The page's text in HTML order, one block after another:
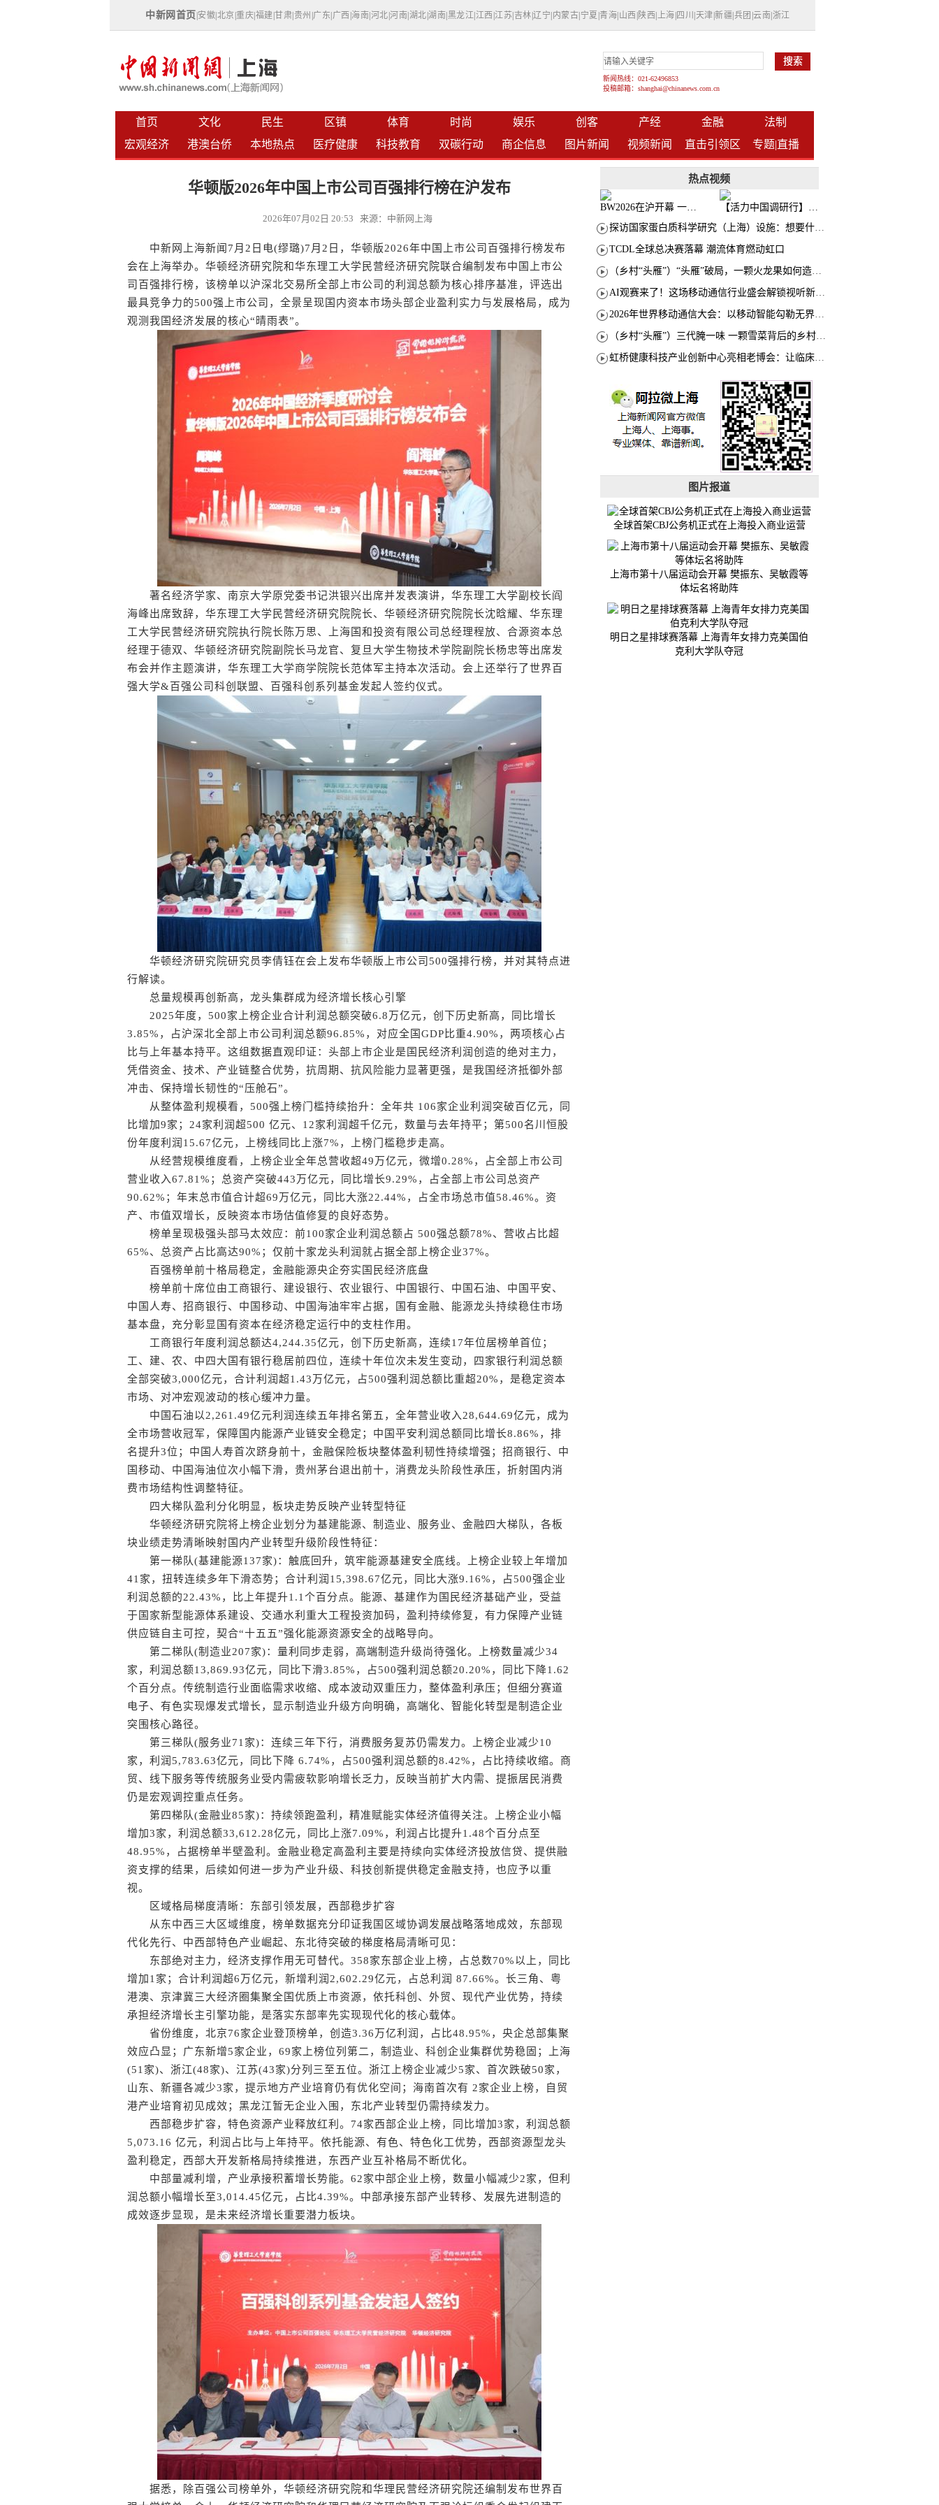
中新网首页 安徽 北京 |重庆 福建 |甘肃 贵州 广东 广西 海南 河北 |河南 湖北 |湖南 黑龙江 江西 江苏 吉林 |辽宁 内蒙古 宁夏 青海 山西 陕西 上海 四川 天津 |新疆 兵团 |云南 浙江
新闻热线：021-62496853
投稿邮箱：shanghai@chinanews.com.cn
首页 文化 民生 区镇 体育 时尚 娱乐 创客 产经 金融
法制
宏观经济
港澳台侨 本地热点 医疗健康 科技教育 双碳行动 商企信息 图片新闻 视频新闻 直击引领区 专题|直播
华顿版2026年中国上市公司百强排行榜在沪发布
2026年07月02日 20:53 来源：中新网上海
中新网上海新闻7月2日电(缪璐)7月2日，华顿版2026年中国上市公司百强排行榜发布
会在上海举办。华顿经济研究院和华东理工大学民营经济研究院联合编制发布中国上市公
司百强排行榜，该榜单以沪深北交易所全部上市公司的利润总额为核心排序基准，评选出
最具竞争力的500强上市公司，全景呈现国内资本市场头部企业盈利实力与发展格局，成为
观测我国经济发展的核心“晴雨表”。
著名经济学家、南京大学原党委书记洪银兴出席并发表演讲，华东理工大学副校长阎
海峰出席致辞，华东理工大学民营经济研究院院长、华顿经济研究院院长沈晗耀、华东理
工大学民营经济研究院执行院长陈万思、上海国和投资有限公司总经理程放、合源资本总
经理于德双、华顿经济研究院副院长马龙官、复旦大学生物技术学院副院长杨忠等出席发
布会并作主题演讲，华东理工大学商学院院长范体军主持本次活动。会上还举行了世界百
强大学&百强公司科创联盟、百强科创系列基金发起人签约仪式。
华顿经济研究院研究员李倩钰在会上发布华顿版上市公司500强排行榜，并对其特点进
行解读。
总量规模再创新高，龙头集群成为经济增长核心引擎
2025年度，500家上榜企业合计利润总额突破6.8万亿元，创下历史新高，同比增长
3.85%，占沪深北全部上市公司利润总额96.85%，对应全国GDP比重4.90%，两项核心占
比与上年基本持平。这组数据直观印证：头部上市企业是国民经济利润创造的绝对主力，
凭借资金、技术、产业链整合优势，抗周期、抗风险能力显著更强，是我国经济抵御外部
冲击、保持增长韧性的“压舱石”。
从整体盈利规模看，500强上榜门槛持续抬升：全年共 106家企业利润突破百亿元，同
比增加9家；24家利润超500 亿元、12家利润超千亿元，数量与去年持平；第500名川恒股
份年度利润15.67亿元，上榜线同比上涨7%，上榜门槛稳步走高。
从经营规模维度看，上榜企业全年总营收超49万亿元，微增0.28%，占全部上市公司
营业收入67.81%；总资产突破443万亿元，同比增长9.29%，占全部上市公司总资产
90.62%；年末总市值合计超69万亿元，同比大涨22.44%，占全市场总市值58.46%。资
产、市值双增长，反映资本市场估值修复的良好态势。
榜单呈现极强头部马太效应：前100家企业利润总额占 500强总额78%、营收占比超
65%、总资产占比高达90%；仅前十家龙头利润就占据全部上榜企业37%。
百强榜单前十格局稳定，金融能源央企夯实国民经济底盘
榜单前十席位由工商银行、建设银行、农业银行、中国银行、中国石油、中国平安、
中国人寿、招商银行、中国移动、中国海油牢牢占据，国有金融、能源龙头持续稳住市场
基本盘，充分彰显国有资本在经济稳定运行中的支柱作用。
工商银行年度利润总额达4,244.35亿元，创下历史新高，连续17年位居榜单首位；
工、建、农、中四大国有银行稳居前四位，连续十年位次未发生变动，四家银行利润总额
全部突破3,000亿元，合计利润超1.43万亿元，占500强利润总额比重超20%，是稳定资本
市场、对冲宏观波动的核心缓冲力量。
中国石油以2,261.49亿元利润连续五年排名第五，全年营业收入28,644.69亿元，成为
全市场营收冠军，保障国内能源产业链安全稳定；中国平安利润总额同比增长8.86%，排
名提升3位；中国人寿首次跻身前十，金融保险板块整体盈利韧性持续增强；招商银行、中
国移动、中国海油位次小幅下滑，贵州茅台退出前十，消费龙头阶段性承压，折射国内消
费市场结构性调整特征。
四大梯队盈利分化明显，板块走势反映产业转型特征
华顿经济研究院将上榜企业划分为基建能源、制造业、服务业、金融四大梯队，各板
块业绩走势清晰映射国内产业转型升级阶段性特征：
第一梯队(基建能源137家)：触底回升，筑牢能源基建安全底线。上榜企业较上年增加
41家，扭转连续多年下滑态势；合计利润15,398.67亿元，同比大涨9.16%，占500强企业
利润总额的22.43%，比上年提升1.1个百分点。能源、基建作为国民经济基础产业，受益
于国家新型能源体系建设、交通水利重大工程投资加码，盈利持续修复，有力保障产业链
供应链自主可控，契合“十五五”强化能源资源安全的战略导向。
第二梯队(制造业207家)：量利同步走弱，高端制造升级尚待强化。上榜数量减少34
家，利润总额13,869.93亿元，同比下滑3.85%，占500强利润总额20.20%，同比下降1.62
个百分点。传统制造行业面临需求收缩、成本波动双重压力，整体盈利承压；但细分赛道
电子、有色实现爆发式增长，显示制造业升级方向明确，高端化、智能化转型是制造企业
突围核心路径。
第三梯队(服务业71家)：连续三年下行，消费服务复苏仍需发力。上榜企业减少10
家，利润5,783.63亿元，同比下降 6.74%，占500强利润总额的8.42%，占比持续收缩。商
贸、线下服务等传统服务业受内需疲软影响增长乏力，反映当前扩大内需、提振居民消费
仍是宏观调控重点任务。
第四梯队(金融业85家)：持续领跑盈利，精准赋能实体经济值得关注。上榜企业小幅
增加3家，利润总额33,612.28亿元，同比上涨7.09%，利润占比提升1.48个百分点至
48.95%，占据榜单半壁盈利。金融业稳定高盈利主要是持续向实体经济投放信贷、提供融
资支撑的结果，后续如何进一步为产业升级、科技创新提供稳定金融支持，也应予以重
视。
区域格局梯度清晰：东部引领发展，西部稳步扩容
从东中西三大区域维度，榜单数据充分印证我国区域协调发展战略落地成效，东部现
代化先行、中西部特色产业崛起、东北待突破的梯度格局清晰可见：
东部绝对主力，经济支撑作用无可替代。358家东部企业上榜，占总数70%以上，同比
增加1家；合计利润超6万亿元，新增利润2,602.29亿元，占总利润 87.66%。长三角、粤
港澳、京津冀三大经济圈集聚全国优质上市资源，依托科创、外贸、现代产业优势，持续
承担经济增长主引擎功能，是落实东部率先实现现代化的核心载体。
省份维度，北京76家企业登顶榜单，创造3.36万亿利润，占比48.95%，央企总部集聚
效应凸显；广东新增5家企业，69家上榜位列第二，制造业、科创企业集群优势稳固；上海
(51家)、浙江(48家)、江苏(43家)分列三至五位。浙江上榜企业减少5家、首次跌破50家，
山东、新疆各减少3家，提示地方产业培育仍有优化空间；海南首次有 2家企业上榜，自贸
港产业培育初见成效；黑龙江暂无企业入围，东北产业转型仍需持续发力。
西部稳步扩容，特色资源产业释放红利。74家西部企业上榜，同比增加3家，利润总额
5,073.16 亿元，利润占比与上年持平。依托能源、有色、特色化工优势，西部资源型龙头
盈利稳定，西部大开发新格局持续推进，东西产业互补格局不断优化。
中部量减利增，产业承接积蓄增长势能。62家中部企业上榜，数量小幅减少2家，但利
润总额小幅增长至3,014.45亿元，占比4.39%。中部承接东部产业转移、发展先进制造的
成效逐步显现，是未来经济增长重要潜力板块。
据悉，除百强公司榜单外，华顿经济研究院和华理民营经济研究院还编制发布世界百
热点视频
BW2026在沪开幕 一众次元品牌集中发布全新企划
【活力中国调研行】上海机器人研究院以技术标准撬动长三角智造协同
探访国家蛋白质科学研究（上海）设施：想要什么蛋白 AI直接设计合成
TCDL全球总决赛落幕 潮流体育燃动虹口
（乡村“头雁”）“头雁”破局，一颗火龙果如何造就沪上乡村特色产业化路径
AI观赛来了！这场移动通信行业盛会解锁视听新玩法
2026年世界移动通信大会：以移动智能勾勒无界普惠新愿景
（乡村“头雁”）三代腌一味 一颗雪菜背后的乡村致富经
虹桥健康科技产业创新中心亮相老博会：让临床“需求”定义银发经济新生态
图片报道
全球首架CBJ公务机正式在上海投入商业运营
上海市第十八届运动会开幕 樊振东、吴敏霞等
体坛名将助阵
明日之星排球赛落幕 上海青年女排力克美国伯
克利大学队夺冠